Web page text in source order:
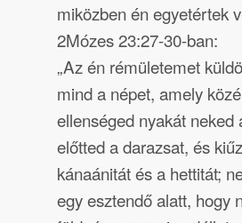
miközben én egyetértek
2Mózes 23:27-30-ban:
„Az én rémületemet
mind a népet, amely
ellenséged nyakát
előtted a darazsat, és
kánaánitát és a hettitát;
egy esztendő alatt, hogy